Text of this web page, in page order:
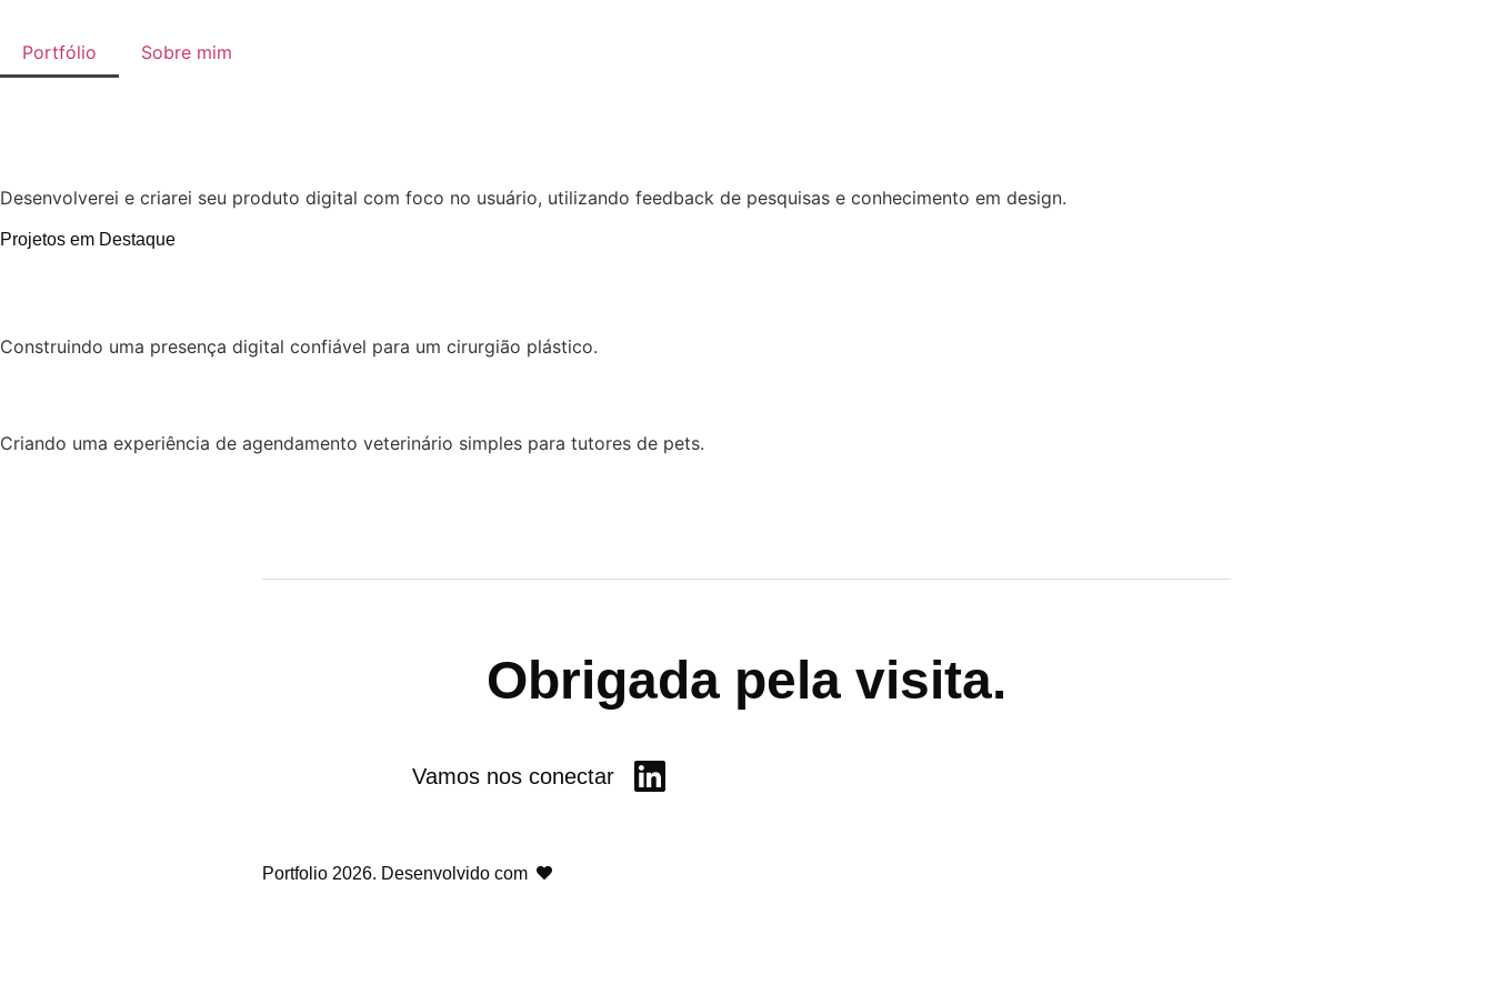
Portfólio Sobre mim
Desenvolverei e criarei seu produto digital com foco no usuário, utilizando feedback de pesquisas e conhecimento em design.
Projetos em Destaque
Construindo uma presença digital confiável para um cirurgião plástico.
Criando uma experiência de agendamento veterinário simples para tutores de pets.
Obrigada pela visita.
Vamos nos conectar
Portfolio 2026. Desenvolvido com